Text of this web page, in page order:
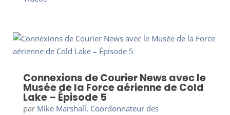
Connexions de Courier News avec le
Musée de la Force aérienne de Cold
Lake – Épisode 5
par Mike Marshall, Coordonnateur des